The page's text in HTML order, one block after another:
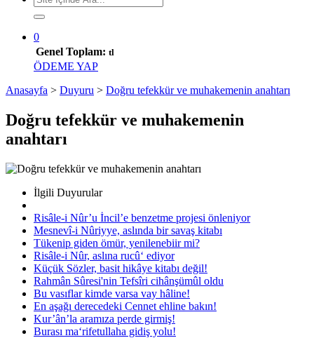
0
Genel Toplam: tl
ÖDEME YAP
Anasayfa > Duyuru > Doğru tefekkür ve muhakemenin anahtarı
Doğru tefekkür ve muhakemenin
anahtarı
İlgili Duyurular
Risâle-i Nûr’u İncil’e benzetme projesi önleniyor
Mesnevî-i Nûriyye, aslında bir savaş kitabı
Tükenip giden ömür, yenilenebiir mi?
Risâle-i Nûr, aslına rucû‘ ediyor
Küçük Sözler, basit hikâye kitabı değil!
Rahmân Sûresi'nin Tefsîri cihânşümûl oldu
Bu vasıflar kimde varsa vay hâline!
En aşağı derecedeki Cennet ehline bakın!
Kur’ân’la aramıza perde girmiş!
Burası ma‘rifetullaha gidiş yolu!